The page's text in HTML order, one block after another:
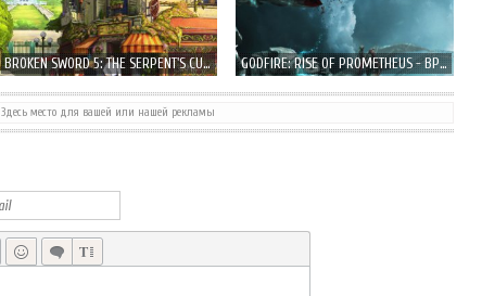
BROKEN SWORD 5: THE SERPENT'S CURSE - ВОЗРОЖДЕНИЕ КЛАССИКИ GODFIRE: RISE OF PROMETHEUS - ВРЕМЯ ГЕРОЕВ, БОГОВ И МИСТИЧЕСКИХ СУЩЕСТВ
Здесь место для вашей или нашей рекламы